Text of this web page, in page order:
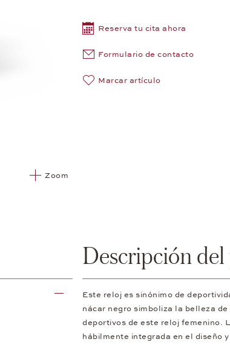
Zoom
Reserva tu cita ahora
Formulario de contacto
Marcar artículo
Descripción
Este reloj es sinónimo de
nácar negro simboliza la belleza
deportivos de este reloj femenino.
hábilmente integrada en el diseño